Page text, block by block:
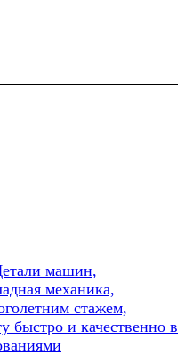
машин,
механика,
стажем,
быстро и качественно в